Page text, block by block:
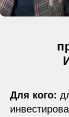
Для кого: